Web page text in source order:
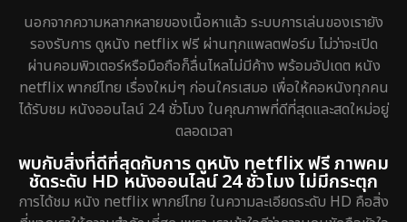
นอกจากความหลากหลายของเนื้อหาแล้ว ระบบการเล่นของเรายัง
รองรับการ ดูหนัง netflix ฟรี ผ่านทุกแพลตฟอร์ม ไม่ว่าจะเปิด
ผ่านคอมพิวเตอร์หรือมือถือก็ลื่นไหลไม่มีค้าง พร้อมอัปเดต หนัง
netflix พากย์ไทย เรื่องใหม่ๆ ก่อนใครเสมอ เพื่อให้คอหนังทุกคน
ได้รับชม หนังออนไลน์ 24 ชั่วโมง ในคุณภาพที่ดีที่สุดและสดใหม่อยู่
ตลอดเวลา
พบกับสิ่งที่ดีที่สุดกับการ ดูหนัง netflix ฟรี ภาพคม
ชัดระดับ HD หนังออนไลน์ 24 ชั่วโมง ไม่มีกระตุก
การได้ชม หนัง netflix พากย์ไทย ในความละเอียดระดับ HD คือสิ่ง